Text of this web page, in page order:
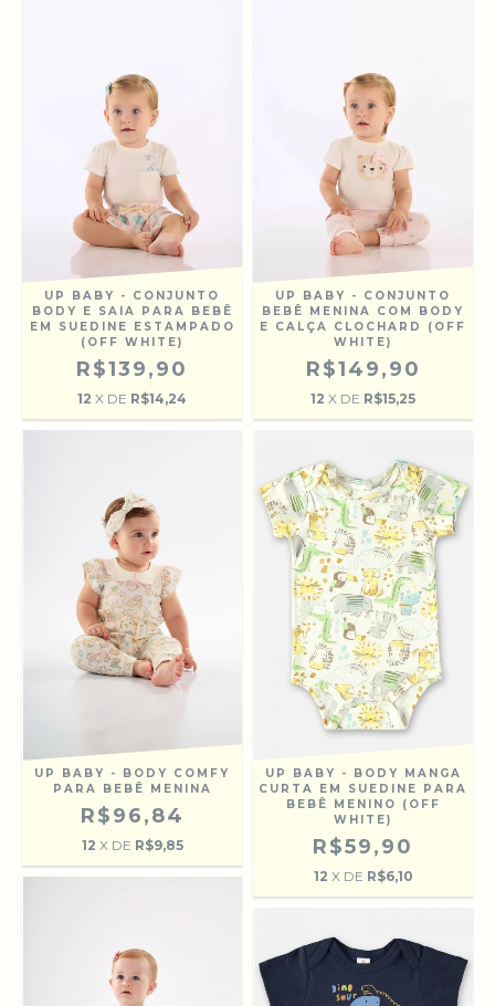
UP BABY - CONJUNTO
BODY E SAIA PARA BEBÊ
EM SUEDINE ESTAMPADO
(OFF WHITE)
R$139,90
12 X DE R$14,24
UP BABY - CONJUNTO
BEBÊ MENINA COM BODY
E CALÇA CLOCHARD (OFF
WHITE)
R$149,90
12 X DE R$15,25
UP BABY - BODY COMFY
PARA BEBÊ MENINA
R$96,84
12 X DE R$9,85
UP BABY - BODY MANGA
CURTA EM SUEDINE PARA
BEBÊ MENINO (OFF
WHITE)
R$59,90
12 X DE R$6,10